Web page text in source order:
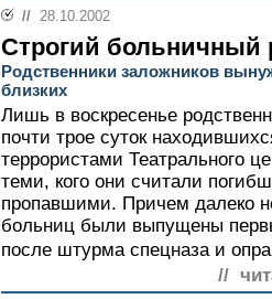
// 28.10.2002
Строгий больничный
Родственники заложников
близких
Лишь в воскресенье
почти трое суток
террористами Театрального
теми, кого они считали
пропавшими. Причем далеко
больниц были выпущены
после штурма спецназа и
//